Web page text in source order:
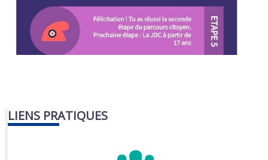
LIENS PRATIQUES